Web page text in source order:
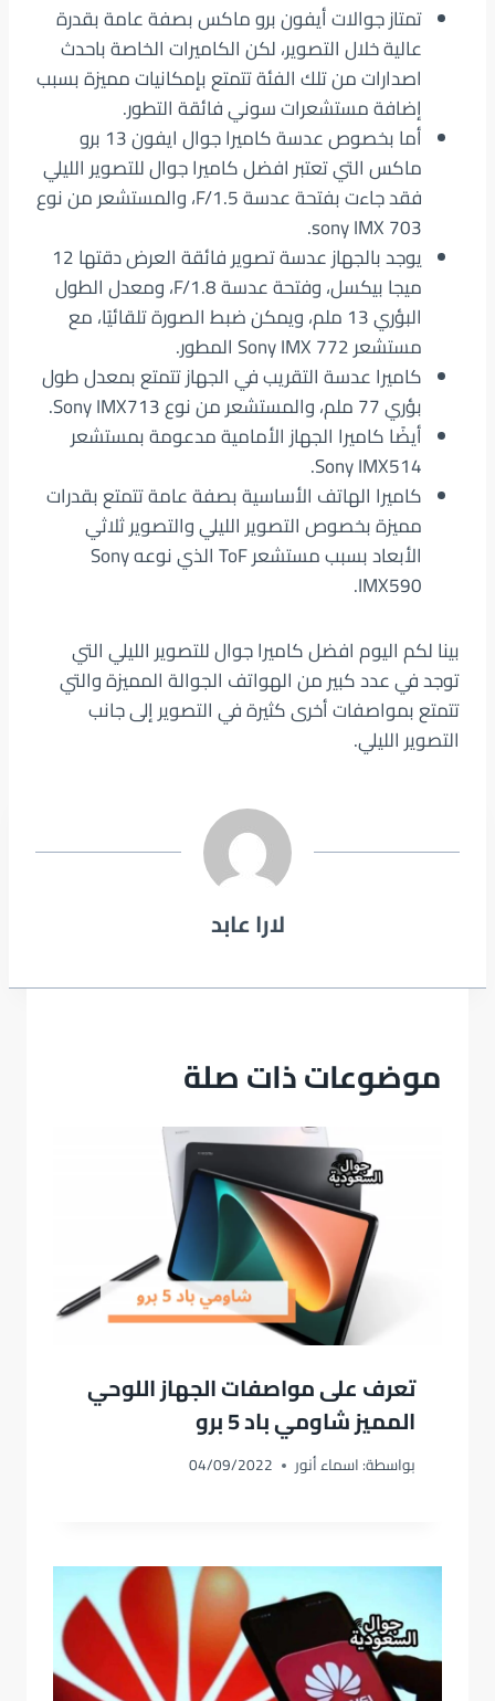
تمتاز جوالات أيفون برو ماكس بصفة عامة بقدرة
عالية خلال التصوير، لكن الكاميرات الخاصة باحدث
اصدارات من تلك الفئة تتمتع بإمكانيات مميزة بسبب
إضافة مستشعرات سوني فائقة التطور.
أما بخصوص عدسة كاميرا جوال ايفون 13 برو
ماكس التي تعتبر افضل كاميرا جوال للتصوير الليلي
فقد جاءت بفتحة عدسة F/1.5، والمستشعر من نوع
sony IMX 703.
يوجد بالجهاز عدسة تصوير فائقة العرض دقتها 12
ميجا بيكسل، وفتحة عدسة F/1.8، ومعدل الطول
البؤري 13 ملم، ويمكن ضبط الصورة تلقائيًا، مع
مستشعر Sony IMX 772 المطور.
كاميرا عدسة التقريب في الجهاز تتمتع بمعدل طول
بؤري 77 ملم، والمستشعر من نوع Sony IMX713.
أيضًا كاميرا الجهاز الأمامية مدعومة بمستشعر
Sony IMX514.
كاميرا الهاتف الأساسية بصفة عامة تتمتع بقدرات
مميزة بخصوص التصوير الليلي والتصوير ثلاثي
الأبعاد بسبب مستشعر ToF الذي نوعه Sony
IMX590.
بينا لكم اليوم افضل كاميرا جوال للتصوير الليلي التي
توجد في عدد كبير من الهواتف الجوالة المميزة والتي
تتمتع بمواصفات أخرى كثيرة في التصوير إلى جانب
التصوير الليلي.
لارا عابد
موضوعات ذات صلة
تعرف على مواصفات الجهاز اللوحي
المميز شاومي باد 5 برو
بواسطة:اسماء أنور 04/09/2022